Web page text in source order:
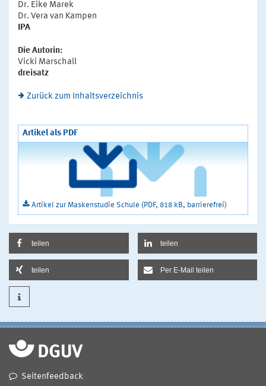
Dr. Eike Marek
Dr. Vera van Kampen
IPA
Die Autorin:
Vicki Marschall
dreisatz
Zurück zum Inhaltsverzeichnis
Artikel als PDF
Artikel zur Maskenstudie Schule (PDF, 818 kB, barrierefrei)
teilen teilen
teilen Per E-Mail teilen
Seitenfeedback